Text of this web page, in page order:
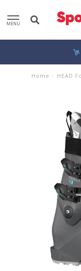
MENU
Home / HEAD